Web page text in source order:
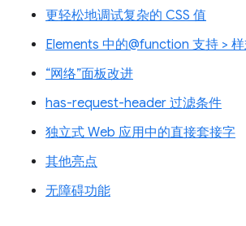
更轻松地调试复杂的 CSS 值
Elements 中的@function 支持 >
“网络”面板改进
has-request-header 过滤条件
独立式 Web 应用中的直接套接字
其他亮点
无障碍功能